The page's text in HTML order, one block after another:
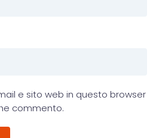
e sito web in questo browser
commento.